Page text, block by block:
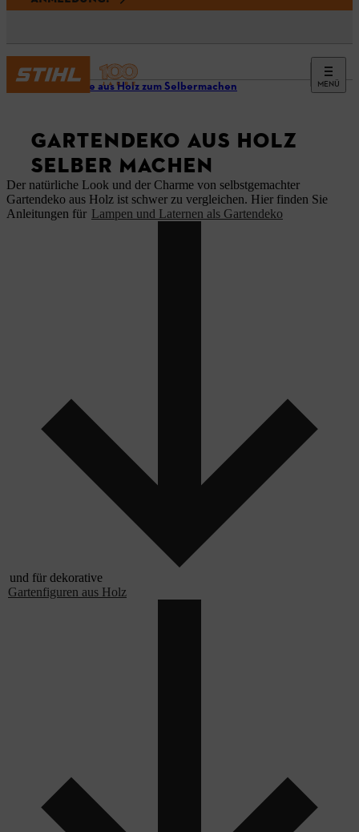
MENÜ
Projekte aus Holz zum Selbermachen
GARTENDEKO AUS HOLZ
SELBER MACHEN
Der natürliche Look und der Charme von selbstgemachter
Gartendeko aus Holz ist schwer zu vergleichen. Hier finden Sie
Anleitungen für Lampen und Laternen als Gartendeko
und für dekorative
Gartenfiguren aus Holz